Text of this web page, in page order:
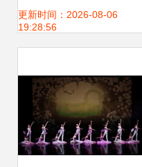
登北京卫视
更新时间：2026-08-06
19:28:56